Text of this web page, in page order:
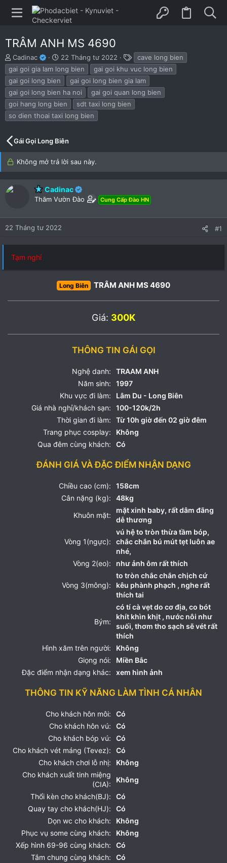
TRÂM ANH MS 4690
B
ắ
t
đ
ầ
u
Cadinac
N
g
à
b
ắ
t
đ
u
22 Tháng tư 2022
h
ẻ
cave long bien
gai goi gia lam long bien
gai goi khu vuc long bien
gai goi long bien
gai goi long bien gia lam
gai goi long bien ha noi
gai goi quan long bien
goi hang long bien
sdt taxi long bien
so dien thoai taxi long bien
Gái Gọi Long Biên
Không mở trả lời sau này.
Cadinac
Thăm Vườn Đào Cung Cấp Đào HN
22 Tháng tư 2022 #1
Tạm nghỉ
Long Biên TRÂM ANH MS 4690
Giá: 300K
THÔNG TIN GÁI GỌI
Nghệ danh:
TRAAM ANH
Năm sinh:
1997
Khu vực đi làm:
Lâm Du - Long Biên
Giá nhà nghỉ/khách sạn:
100-120k/2h
Thời gian đi làm:
Từ 10h giờ đến 02 giờ đêm
Trang phục cosplay:
Không
Qua đêm cùng khách:
Có
ĐÁNH GIÁ VÀ ĐẶC ĐIỂM NHẬN DẠNG
Chiều cao (cm):
158cm
Cân nặng (kg):
48kg
Khuôn mặt:
mặt xinh baby, rất dâm đãng
dễ thương
Vòng 1(ngực):
vú hệ to tròn thừa tầm bóp,
chắc chắn bú mút tẹt luôn ae
nhé,
Vòng 2(eo):
như ảnh ôm rất thích
Vòng 3(mông):
to tròn chắc chắn chịch cứ
kêu phành phạch , nghe rất
thích tai
Bým:
có tí cà vẹt do cơ địa, co bót
khít khìn khịt , nước nôi như
suối, thơm tho sạch sẽ vét rất
thích
Hình xăm trên người:
Không
Giọng nói:
Miền Bắc
Đặc điểm nhận dạng khác:
xem hình ảnh
THÔNG TIN KỸ NĂNG LÀM TÌNH CÁ NHÂN
Cho khách hôn môi:
Có
Cho khách hôn vú:
Có
Cho khách bóp vú:
Có
Cho khách vét máng (Tevez):
Có
Cho khách chơi lỗ nhị:
Không
Cho khách xuất tinh miệng
(CIA):
Không
Thổi kèn cho khách(BJ):
Có
Quay tay cho khách(HJ):
Có
Dọn wc cho khách:
Không
Phục vụ some cùng khách:
Không
Xếp hình 69-96 cùng khách:
Có
Tắm chung cùng khách:
Có